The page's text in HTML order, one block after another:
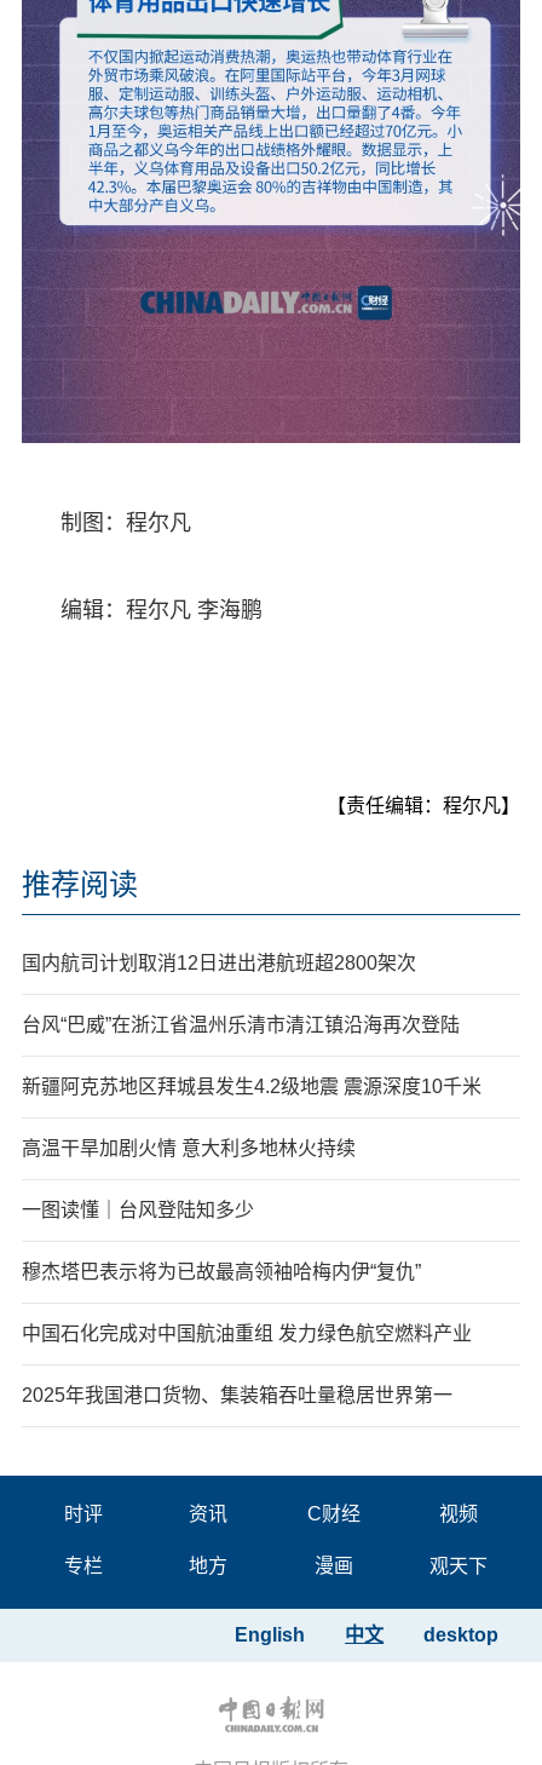
制图：程尔凡
编辑：程尔凡 李海鹏
【责任编辑：程尔凡】
推荐阅读
国内航司计划取消12日进出港航班超2800架次
台风“巴威”在浙江省温州乐清市清江镇沿海再次登陆
新疆阿克苏地区拜城县发生4.2级地震 震源深度10千米
高温干旱加剧火情 意大利多地林火持续
一图读懂｜台风登陆知多少
穆杰塔巴表示将为已故最高领袖哈梅内伊“复仇”
中国石化完成对中国航油重组 发力绿色航空燃料产业
2025年我国港口货物、集装箱吞吐量稳居世界第一
时评 资讯 C财经 视频
专栏 地方 漫画 观天下
desktop
中文
English